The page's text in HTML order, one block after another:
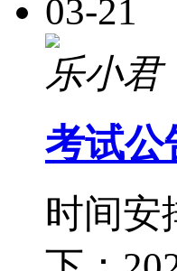
03-21
乐小君
考试公
时间安